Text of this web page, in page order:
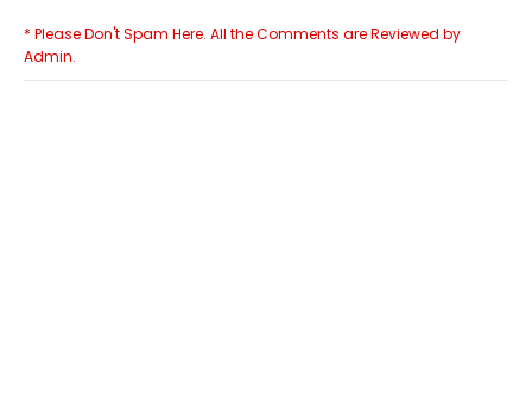
* Please Don't Spam Here. All the Comments are Reviewed by
Admin.